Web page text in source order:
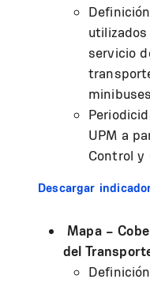
servicio
UPM a
Control y
Descargar
Mapa –
del